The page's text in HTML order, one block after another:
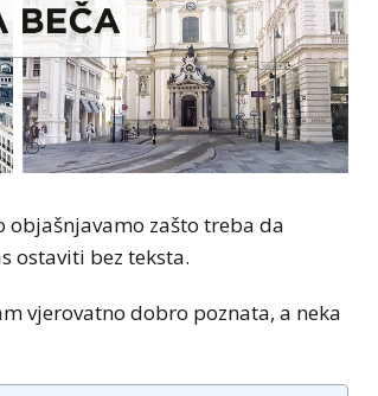
zašto treba da
ostaviti bez teksta.
vjerovatno dobro poznata, a neka